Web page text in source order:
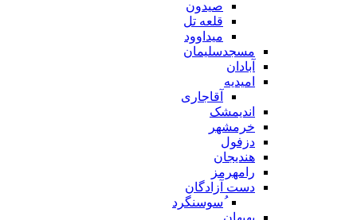
صیدون
قلعه تل
میداوود
مسجدسلیمان
آبادان
امیدیه
آقاجاری
اندیمشک
خرمشهر
دزفول
هندیجان
رامهرمز
دست آزادگان
ُسوسنگرد